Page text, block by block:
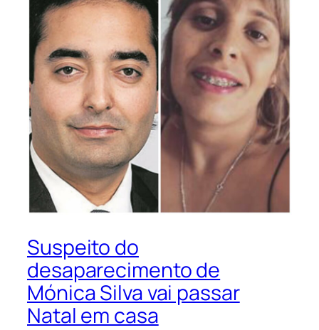
Suspeito do
desaparecimento de
Mónica Silva vai passar
Natal em casa